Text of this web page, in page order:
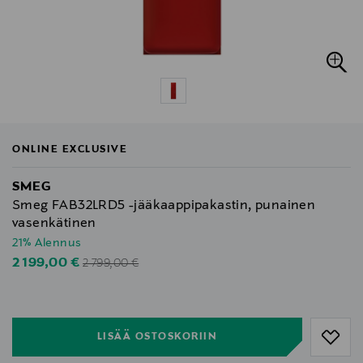
ONLINE EXCLUSIVE
SMEG
Smeg FAB32LRD5 -jääkaappipakastin, punainen
vasenkätinen
21% Alennus
Discounted Price
2 199,00 €Original Price
2 799,00 €
LISÄÄ OSTOSKORIIN